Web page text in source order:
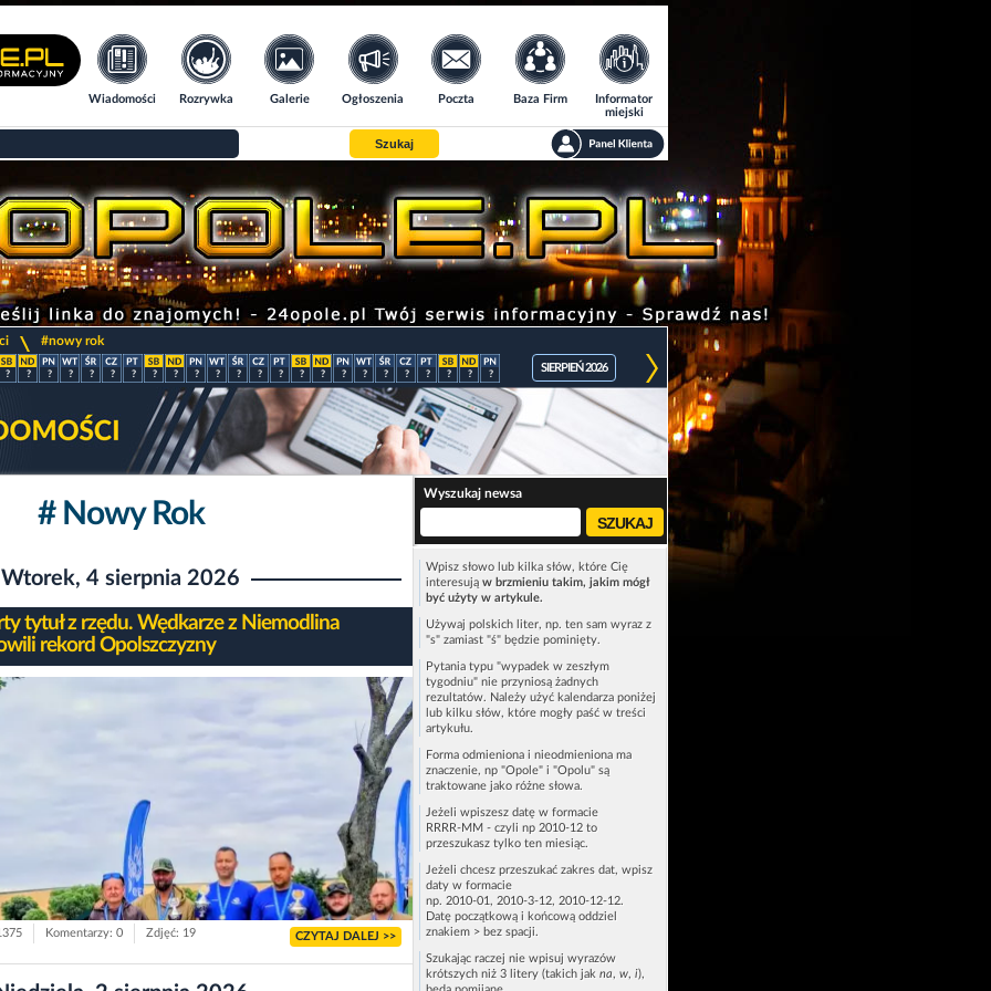
Wiadomości Rozrywka Galerie Ogłoszenia Poczta Baza Firm
Informator
miejski
Szukaj
#nowy rok
? ? ? ? ? ? ? ? ? ? ? ? ? ? ? ? ? ? ? ? ? ? ? ?
SIERPIEŃ 2026
# Nowy Rok
Wtorek, 4 sierpnia 2026
tytuł z rzędu. Wędkarze z Niemodlina
rekord Opolszczyzny
Komentarzy: 0 Zdjęć: 19 CZYTAJ DALEJ >>
Wyszukaj newsa
Wpisz słowo lub kilka słów, które Cię
interesują w brzmieniu takim, jakim mógł
być użyty w artykule.
Używaj polskich liter, np. ten sam wyraz z
"s" zamiast "ś" będzie pominięty.
Pytania typu "wypadek w zeszłym
tygodniu" nie przyniosą żadnych
rezultatów. Należy użyć kalendarza poniżej
lub kilku słów, które mogły paść w treści
artykułu.
Forma odmieniona i nieodmieniona ma
znaczenie, np "Opole" i "Opolu" są
traktowane jako różne słowa.
Jeżeli wpiszesz datę w formacie
RRRR-MM - czyli np 2010-12 to
przeszukasz tylko ten miesiąc.
Jeżeli chcesz przeszukać zakres dat, wpisz
daty w formacie
np. 2010-01, 2010-3-12, 2010-12-12.
Datę początkową i końcową oddziel
znakiem > bez spacji.
Szukając raczej nie wpisuj wyrazów
krótszych niż 3 litery (takich jak na, w, i),